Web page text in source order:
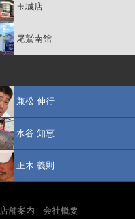
玉城店
尾鷲南館
兼松 伸行
水谷 知恵
正木 義則
店舗案内 会社概要